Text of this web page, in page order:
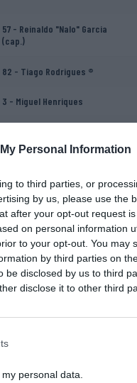
Personal Information
to third parties, or
by us, please use the
after your opt-out request
on personal information
to your opt-out. You may
by third parties on
be disclosed by us to third
disclose it to other third
personal data.
57 - Reinaldo "Nalo" Garcia
(cap.)
82 - Tiago Rodrigues ®
3 - Miguel Henriques
88 - Diogo Barata
Paulo Freitas
Pedro Lopes (Treinador
adjunto)